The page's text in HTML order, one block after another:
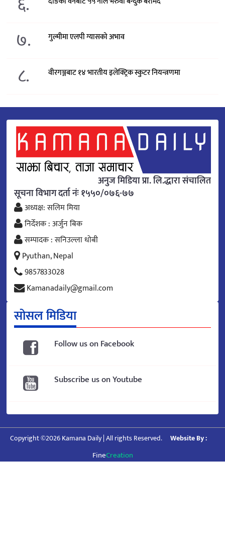
७. गुल्मीमा एलपी ग्यासको अभाव
८. वीरगञ्जबाट १४ भारतीय इलेक्ट्रिक स्कुटर नियन्त्रणमा
अनुज मिडिया प्रा. लि.द्धारा संचालित
सूचना विभाग दर्ता नंः १५५०/०७६-७७
अध्यक्ष: सलिम मिया
निर्देशक : अर्जुन बिक
सम्पादक : सनिउल्ला धोबी
Pyuthan, Nepal
9857833028
Kamanadaily@gmail.com
सोसल मिडिया
Follow us on Facebook
Subscribe us on Youtube
Copyright ©2026 Kamana Daily | All rights Reserved. Website By :
FineCreation